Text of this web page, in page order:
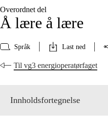
Overordnet del
Å lære å lære
Språk Last ned
Til vg3 energioperatørfaget
Innholdsfortegnelse